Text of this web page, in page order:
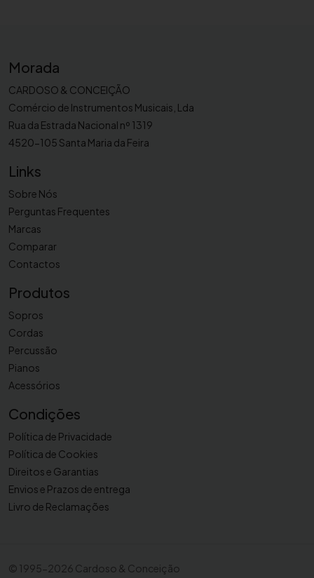
r
a
s
a
x
o
o
n
e
b
a
r
t
o
n
o
V
a
d
o
n
V
5
z
Morada
CARDOSO & CONCEIÇÃO
Comércio de Instrumentos Musicais, Lda
Rua da Estrada Nacional nº 1319
4520-105 Santa Maria da Feira
Links
Sobre Nós
Perguntas Frequentes
Marcas
Comparar
Contactos
Produtos
Sopros
Cordas
Percussão
Pianos
Acessórios
Condições
Política de Privacidade
Política de Cookies
Direitos e Garantias
Envios e Prazos de entrega
Livro de Reclamações
© 1995-2026 Cardoso & Conceição